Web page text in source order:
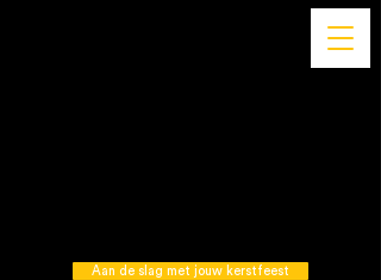
Aan de slag met jouw kerstfeest